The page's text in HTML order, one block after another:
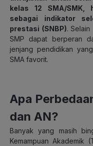
kelas 12 SMA/SMK,
sebagai indikator
prestasi (SNBP).
SMP dapat berperan
jenjang pendidikan
SMA favorit.
Apa
dan AN?
Banyak yang masih
Kemampuan Akademik